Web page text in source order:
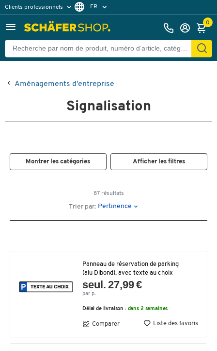
Clients professionnels
Clients particuliers
FR
0
Aménagements d'entreprise
Signalisation
Montrer les catégories Afficher les filtres
87 résultats
Trier par: Pertinence
Panneau de réservation de parking
(alu Dibond), avec texte au choix
seul. 27,99 €
par p.
Délai de livraison : dans 2 semaines
Comparer Liste des favoris